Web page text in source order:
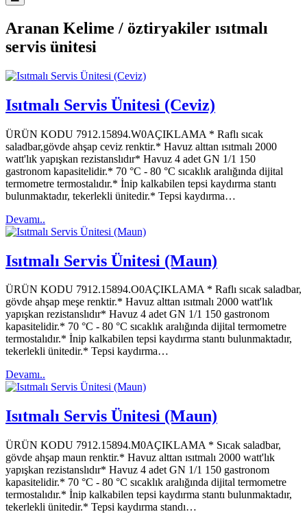
Aranan Kelime / öztiryakiler ısıtmalı
servis ünitesi
Isıtmalı Servis Ünitesi (Ceviz)
ÜRÜN KODU 7912.15894.W0AÇIKLAMA * Raflı sıcak
saladbar,gövde ahşap ceviz renktir.* Havuz alttan ısıtmalı 2000
watt'lık yapışkan rezistanslıdır* Havuz 4 adet GN 1/1 150
gastronom kapasitelidir.* 70 °C - 80 °C sıcaklık aralığında dijital
termometre termostalıdır.* İnip kalkabilen tepsi kaydırma stantı
bulunmaktadır, tekerlekli ünitedir.* Tepsi kaydırma…
Devamı..
Isıtmalı Servis Ünitesi (Maun)
ÜRÜN KODU 7912.15894.O0AÇIKLAMA * Raflı sıcak saladbar,
gövde ahşap meşe renktir.* Havuz alttan ısıtmalı 2000 watt'lık
yapışkan rezistanslıdır* Havuz 4 adet GN 1/1 150 gastronom
kapasitelidir.* 70 °C - 80 °C sıcaklık aralığında dijital termometre
termostalıdır.* İnip kalkabilen tepsi kaydırma stantı bulunmaktadır,
tekerlekli ünitedir.* Tepsi kaydırma…
Devamı..
Isıtmalı Servis Ünitesi (Maun)
ÜRÜN KODU 7912.15894.M0AÇIKLAMA * Sıcak saladbar,
gövde ahşap maun renktir.* Havuz alttan ısıtmalı 2000 watt'lık
yapışkan rezistanslıdır* Havuz 4 adet GN 1/1 150 gastronom
kapasitelidir.* 70 °C - 80 °C sıcaklık aralığında dijital termometre
termostalıdır.* İnip kalkabilen tepsi kaydırma stantı bulunmaktadır,
tekerlekli ünitedir.* Tepsi kaydırma standı…